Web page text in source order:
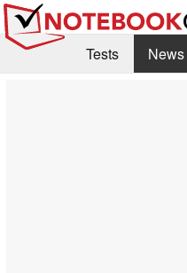
Tests News